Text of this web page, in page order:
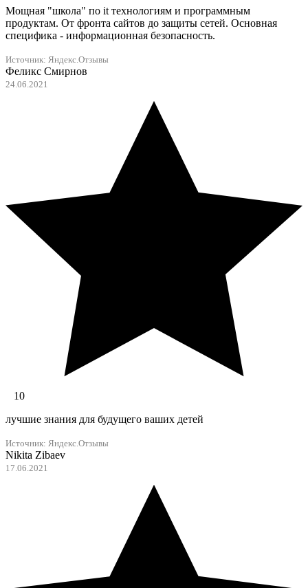
Мощная "школа" по it технологиям и программным
продуктам. От фронта сайтов до защиты сетей. Основная
специфика - информационная безопасность.
Источник: Яндекс.Отзывы
Феликс Смирнов
24.06.2021
10
лучшие знания для будущего ваших детей
Источник: Яндекс.Отзывы
Nikita Zibaev
17.06.2021